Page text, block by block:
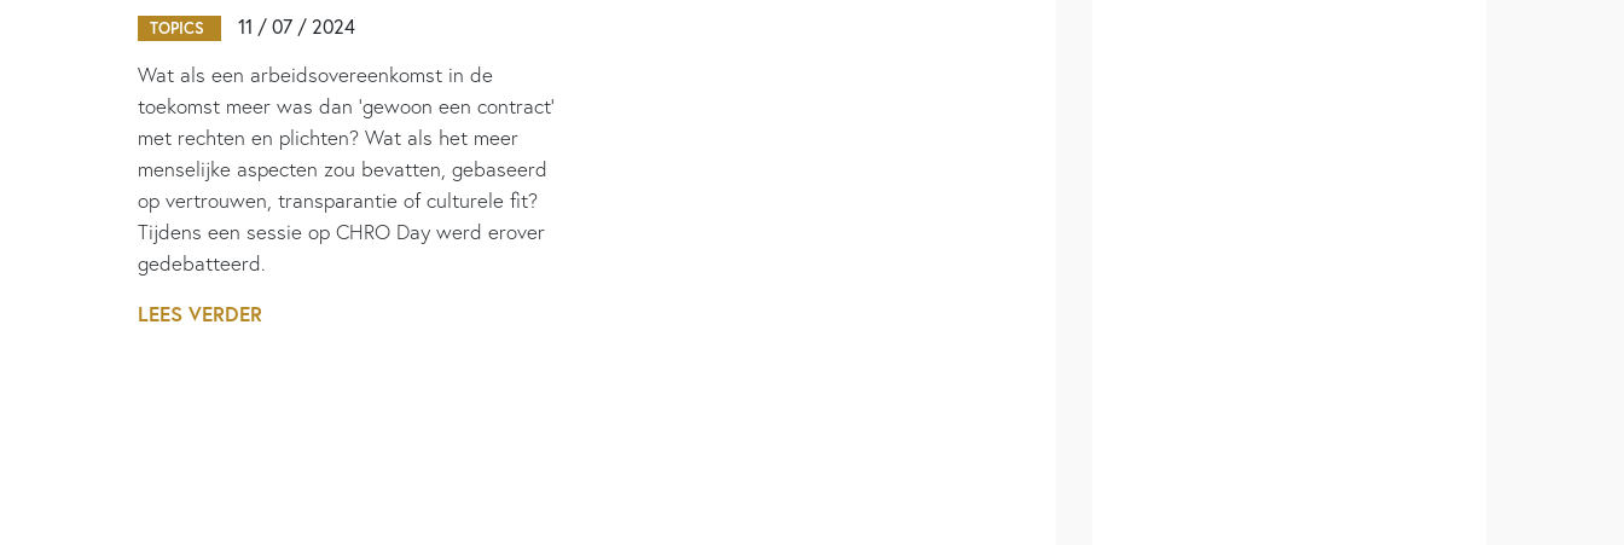
TOPICS
11 / 07 / 2024
Wat als een arbeidsovereenkomst in de
toekomst meer was dan ‘gewoon een contract’
met rechten en plichten? Wat als het meer
menselijke aspecten zou bevatten, gebaseerd
op vertrouwen, transparantie of culturele fit?
Tijdens een sessie op CHRO Day werd erover
gedebatteerd.
LEES VERDER